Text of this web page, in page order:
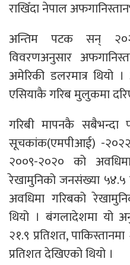
राखिँदा नेपाल
अन्तिम पटक सन्
विवरणअनुसार
अमेरिकी डलरमात्र थियो
एसियाकै गरिब मुलुकमा
गरिबी मापनकै सबैभन्दा
सूचकांक(एमपीआई) -
२००९-२०२० को
रेखामुनिको जनसंख्या ५४.५
अवधिमा गरिबको
थियो । बंगलादेशमा यो
२१.९ प्रतिशत,
प्रतिशत देखिएको थियो ।